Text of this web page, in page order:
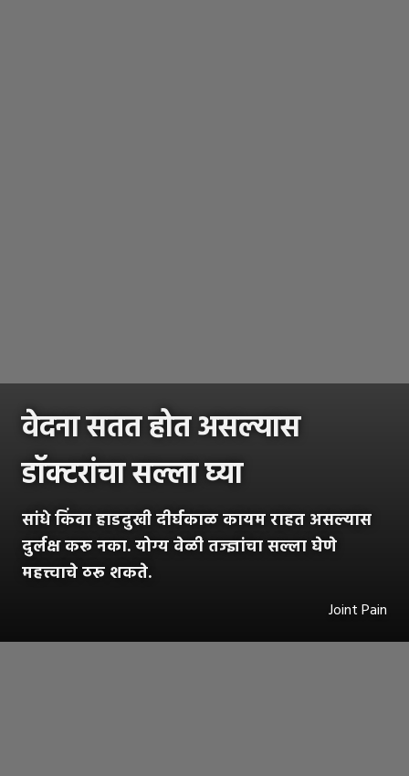
वेदना सतत होत असल्यास
डॉक्टरांचा सल्ला घ्या
सांधे किंवा हाडदुखी दीर्घकाळ कायम राहत असल्यास
दुर्लक्ष करू नका. योग्य वेळी तज्ज्ञांचा सल्ला घेणे
महत्त्वाचे ठरू शकते.
Joint Pain